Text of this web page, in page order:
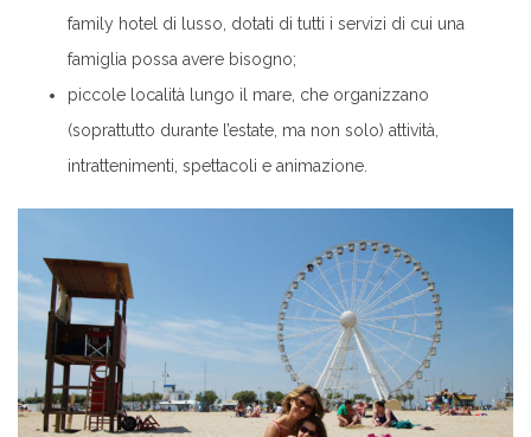
family hotel di lusso, dotati di tutti i servizi di cui una
famiglia possa avere bisogno;
piccole località lungo il mare, che organizzano
(soprattutto durante l’estate, ma non solo) attività,
intrattenimenti, spettacoli e animazione.